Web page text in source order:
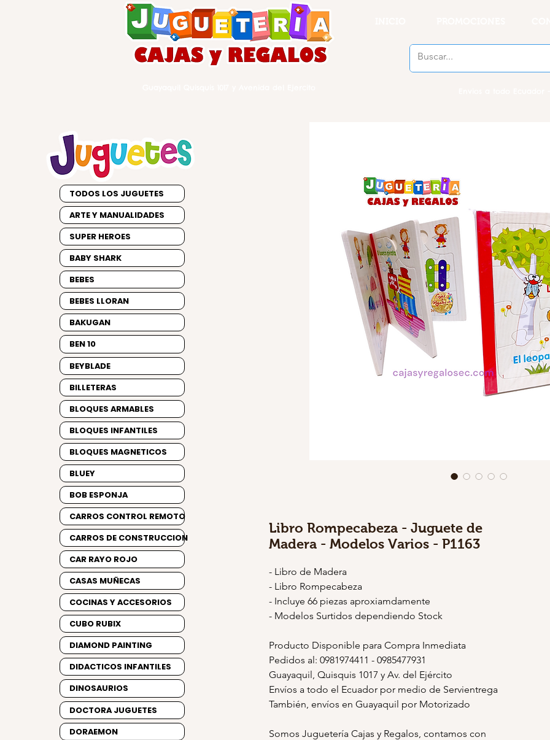
Libro Rompecabeza - Juguete de
Madera - Modelos Varios - P1163
- Libro de Madera
- Libro Rompecabeza
- Incluye 66 piezas aproxiamdamente
- Modelos Surtidos dependiendo Stock
Producto Disponible para Compra Inmediata
Pedidos al: 0981974411 - 0985477931
Guayaquil, Quisquis 1017 y Av. del Ejército
Envíos a todo el Ecuador por medio de Servientrega
También, envíos en Guayaquil por Motorizado
Somos Juguetería Cajas y Regalos, contamos con
TODOS LOS JUGUETES
ARTE Y MANUALIDADES
SUPER HEROES
BABY SHARK
BEBES
BEBES LLORAN
BAKUGAN
BEN 10
BEYBLADE
BILLETERAS
BLOQUES ARMABLES
BLOQUES INFANTILES
BLOQUES MAGNETICOS
BLUEY
BOB ESPONJA
CARROS CONTROL REMOTO
CARROS DE CONSTRUCCION
CAR RAYO ROJO
CASAS MUÑECAS
COCINAS Y ACCESORIOS
CUBO RUBIX
DIAMOND PAINTING
DIDACTICOS INFANTILES
DINOSAURIOS
DOCTORA JUGUETES
DORAEMON